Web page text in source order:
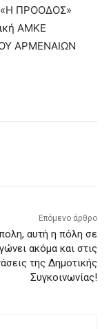
ΠΡΟΟΔΟΣ»
ΑΜΚΕ
ΑΡΜΕΝΑΙΩΝ
Επόμενο άρθρο
αυτή η πόλη σε
ακόμα και στις
της Δημοτικής
Συγκοινωνίας!